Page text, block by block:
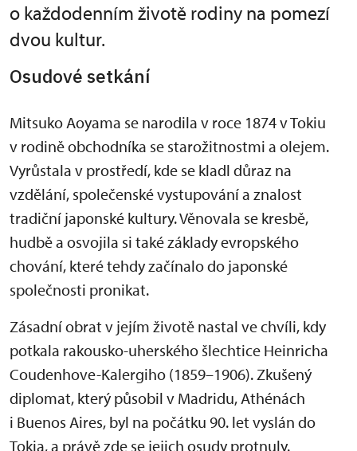
o každodenním životě rodiny na pomezí
dvou kultur.
Osudové setkání
Mitsuko Aoyama se narodila v roce 1874 v Tokiu
v rodině obchodníka se starožitnostmi a olejem.
Vyrůstala v prostředí, kde se kladl důraz na
vzdělání, společenské vystupování a znalost
tradiční japonské kultury. Věnovala se kresbě,
hudbě a osvojila si také základy evropského
chování, které tehdy začínalo do japonské
společnosti pronikat.
Zásadní obrat v jejím životě nastal ve chvíli, kdy
potkala rakousko-uherského šlechtice Heinricha
Coudenhove-Kalergiho (1859–1906). Zkušený
diplomat, který působil v Madridu, Athénách
i Buenos Aires, byl na počátku 90. let vyslán do
Tokia, a právě zde se jejich osudy protnuly.